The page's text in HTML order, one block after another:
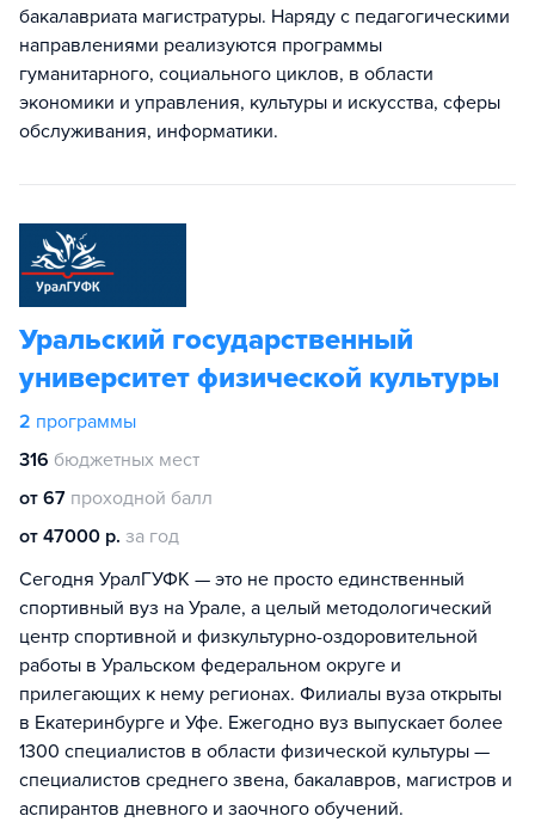
бакалавриата магистратуры. Наряду с педагогическими
направлениями реализуются программы
гуманитарного, социального циклов, в области
экономики и управления, культуры и искусства, сферы
обслуживания, информатики.
Уральский государственный
университет физической культуры
2 программы
316 бюджетных мест
от 67 проходной балл
от 47000 р. за год
Сегодня УралГУФК — это не просто единственный
спортивный вуз на Урале, а целый методологический
центр спортивной и физкультурно-оздоровительной
работы в Уральском федеральном округе и
прилегающих к нему регионах. Филиалы вуза открыты
в Екатеринбурге и Уфе. Ежегодно вуз выпускает более
1300 специалистов в области физической культуры —
специалистов среднего звена, бакалавров, магистров и
аспирантов дневного и заочного обучений.